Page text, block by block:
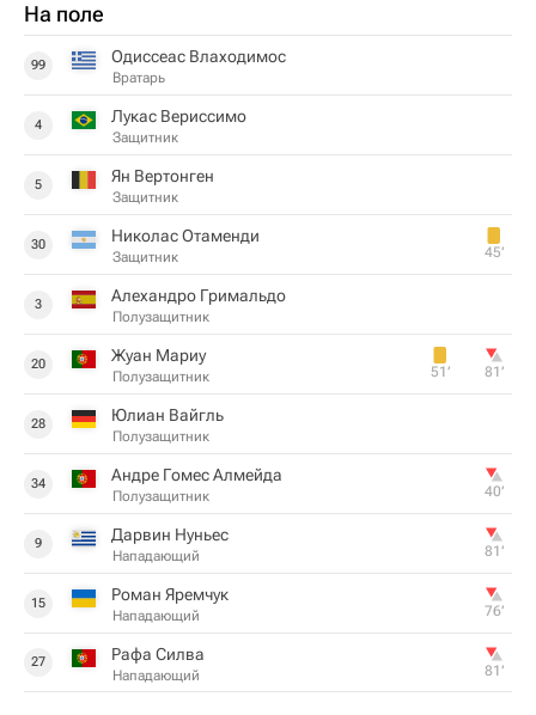
На поле
99 Одиссеас Влаходимос
Вратарь
4 Лукас Вериссимо
Защитник
5 Ян Вертонген
Защитник
30 Николас Отаменди
Защитник 45‎’‎
3 Алехандро Гримальдо
Полузащитник
20 Жуан Мариу
Полузащитник 51‎’‎ 81‎’‎
28 Юлиан Вайгль
Полузащитник
34 Андре Гомес Алмейда
Полузащитник 40‎’‎
9 Дарвин Нуньес
Нападающий 81‎’‎
15 Роман Яремчук
Нападающий 76‎’‎
27 Рафа Силва
Нападающий 81‎’‎